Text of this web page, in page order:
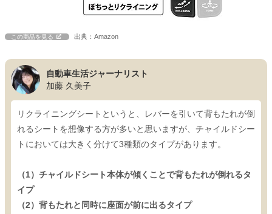
この商品を見る 出典：Amazon
自動車生活ジャーナリスト
加藤 久美子
リクライニングシートというと、レバーを引いて背もたれが倒
れるシートを想像する方が多いと思いますが、チャイルドシー
トにおいては大きく分けて3種類のタイプがあります。
（1）チャイルドシート本体が傾くことで背もたれが倒れるタ
イプ
（2）背もたれと同時に座面が前に出るタイプ